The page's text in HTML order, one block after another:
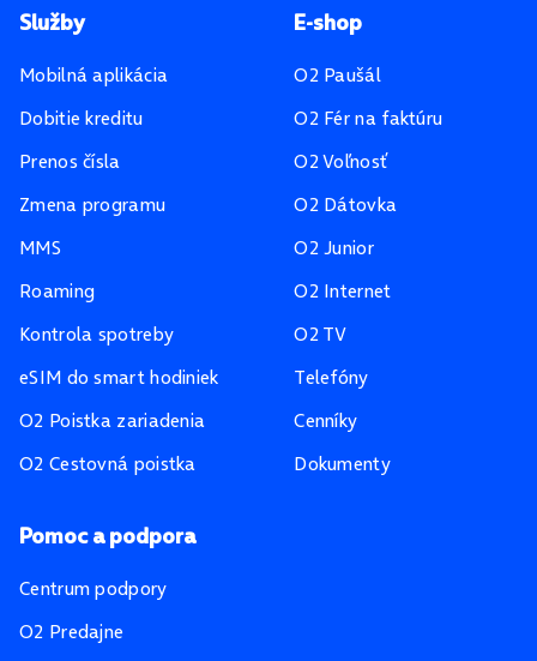
Pätička stránky
Služby
Mobilná aplikácia
Dobitie kreditu
Prenos čísla
Zmena programu
MMS
Roaming
Kontrola spotreby
eSIM do smart hodiniek
O2 Poistka zariadenia
O2 Cestovná poistka
E-shop
O2 Paušál
O2 Fér na faktúru
O2 Voľnosť
O2 Dátovka
O2 Junior
O2 Internet
O2 TV
Telefóny
Cenníky
Dokumenty
Pomoc a podpora
Centrum podpory
O2 Predajne